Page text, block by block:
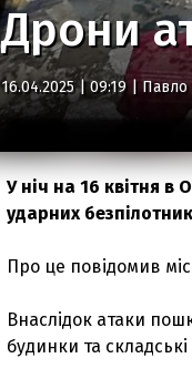
Дрони
16.04.2025 | 09:19 |Павло
У ніч на 16 квітня в
ударних
Про це повідомив
Внаслідок атаки
будинки та